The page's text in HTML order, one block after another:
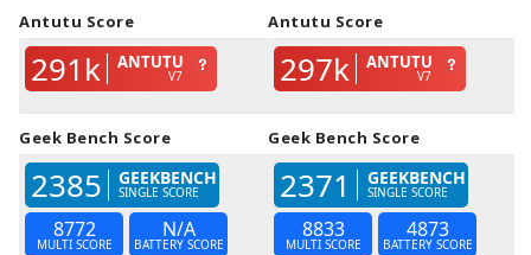
Antutu Score
291k ANTUTU
V7
Geek Bench Score
2385 GEEKBENCH
SINGLE SCORE
8772
MULTI SCORE
N/A
BATTERY SCORE
Antutu Score
297k ANTUTU
V7
Geek Bench Score
2371 GEEKBENCH
SINGLE SCORE
8833
MULTI SCORE
4873
BATTERY SCORE